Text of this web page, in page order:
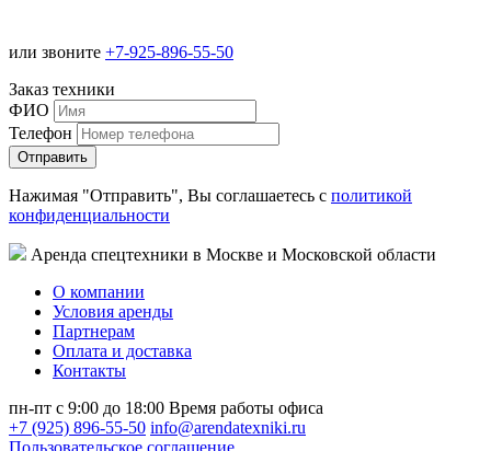
или звоните +7-925-896-55-50
Заказ техники
ФИО
Телефон
Нажимая "Отправить", Вы соглашаетесь с политикой
конфиденциальности
Аренда спецтехники в Москве и Московской области
О компании
Условия аренды
Партнерам
Оплата и доставка
Контакты
пн-пт с 9:00 до 18:00 Время работы офиса
+7 (925) 896-55-50 info@arendatexniki.ru
Пользовательское соглашение